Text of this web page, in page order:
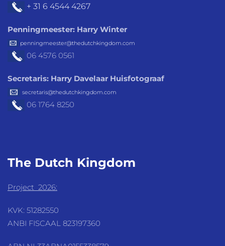
+ 31 6 4544 4267
Penningmeester: Harry Winter
penningmeester@thedutchkingdom.com
06 4576 0561
Secretaris: Harry Davelaar Huisfotograaf
secretaris@thedutchkingdom.com
06 1764 8250
The Dutch Kingdom
Project 2026:
KVK: 51282550
ANBI FISCAAL 823197360